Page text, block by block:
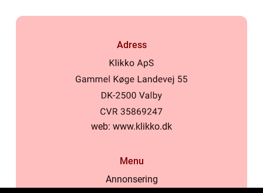
Adress
web: www.klikko.dk
Menu
Annonsering